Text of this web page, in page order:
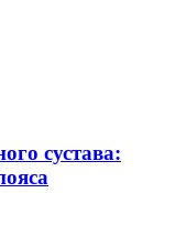
сустава: